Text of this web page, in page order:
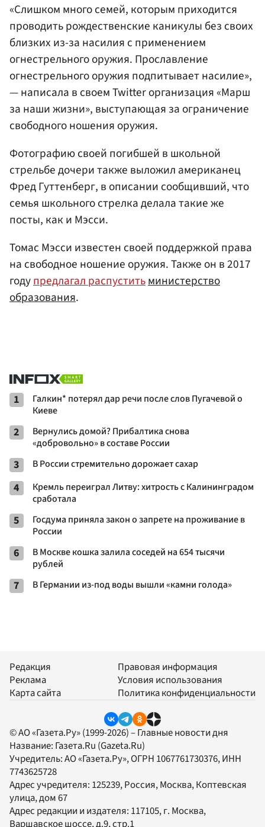
«Слишком много семей, которым приходится
проводить рождественские каникулы без своих
близких из-за насилия с применением
огнестрельного оружия. Прославление
огнестрельного оружия подпитывает насилие»,
— написала в своем Twitter организация «Марш
за наши жизни», выступающая за ограничение
свободного ношения оружия.
Фотографию своей погибшей в школьной
стрельбе дочери также выложил американец
Фред Гуттенберг, в описании сообщивший, что
семья школьного стрелка делала такие же
посты, как и Мэсси.
Томас Мэсси известен своей поддержкой права
на свободное ношение оружия. Также он в 2017
годупредлагал распуститьминистерство
образования.
1
Галкин* потерял дар речи после слов Пугачевой о
Киеве
2
Вернулись домой? Прибалтика снова
«добровольно» в составе России
3 В России стремительно дорожает сахар
4
Кремль переиграл Литву: хитрость с Калининградом
сработала
5
Госдума приняла закон о запрете на проживание в
России
6
В Москве кошка залила соседей на 654 тысячи
рублей
7 В Германии из-под воды вышли «камни голода»
Редакция
Реклама
Карта сайта
Правовая информация
Условия использования
Политика конфиденциальности
© АО «Газета.Ру» (1999-2026) – Главные новости дня
Название: Газета.Ru (Gazeta.Ru)
Учредитель:АО «Газета.Ру», ОГРН 1067761730376, ИНН
7743625728
Адрес учредителя: 125239, Россия, Москва, Коптевская
улица, дом 67
Адрес редакции и издателя: 117105, г. Москва,
Варшавское шоссе, д.9, стр.1